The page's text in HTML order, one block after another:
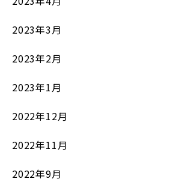
2023年3月
2023年2月
2023年1月
2022年12月
2022年11月
2022年9月